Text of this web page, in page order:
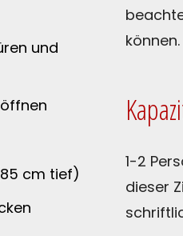
und
cm tief)
können.
1-2
dieser